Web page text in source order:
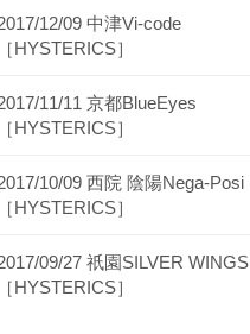
12/09 中津Vi-code
［HYSTERICS］
11/11 京都BlueEyes
［HYSTERICS］
10/09 西院 陰陽Nega-Posi
［HYSTERICS］
09/27 祇園SILVER WINGS
［HYSTERICS］